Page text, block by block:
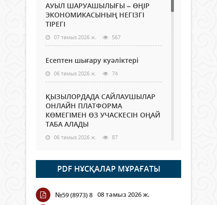
АУЫЛ ШАРУАШЫЛЫҒЫ – ӨҢІР
ЭКОНОМИКАСЫНЫҢ НЕГІЗГІ
ТІРЕГІ
07 тамыз 2026 ж. 567
Есептен шығару куәліктері
06 тамыз 2026 ж. 74
ҚЫЗЫЛОРДАДА САЙЛАУШЫЛАР
ОНЛАЙН ПЛАТФОРМА
КӨМЕГІМЕН ӨЗ УЧАСКЕСІН ОҢАЙ
ТАБА АЛАДЫ
06 тамыз 2026 ж. 87
Open Air: Қызылорда облысы
полиция департаменті 20
мыңнан астам көрерменнің
қауіпсіздігін қамтамасыз етті
06 тамыз 2026 ж.
PDF НҰСҚАЛАР МҰРАҒАТЫ
№59 (8973) 8 08 тамыз 2026 ж.